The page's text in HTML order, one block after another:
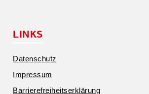
LINKS
Daten­schutz
Impressum
Barrie­re­frei­heits­er­klärung